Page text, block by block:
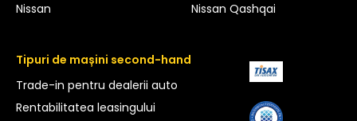
Nissan
Nissan Qashqai
Tipuri de mașini second-hand
Trade-in pentru dealerii auto
Rentabilitatea leasingului